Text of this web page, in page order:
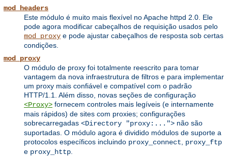
mod_headers
Este módulo é muito mais flexível no Apache httpd 2.0. Ele
pode agora modificar cabeçalhos de requisição usados pelo
mod_proxy e pode ajustar cabeçalhos de resposta sob certas
condições.
mod_proxy
O módulo de proxy foi totalmente reescrito para tomar
vantagem da nova infraestrutura de filtros e para implementar
um proxy mais confiável e compatível com o padrão
HTTP/1.1. Além disso, novas seções de configuração
<Proxy> fornecem controles mais legíveis (e internamente
mais rápidos) de sites com proxies; configurações
sobrecarregadas <Directory "proxy:..."> não são
suportadas. O módulo agora é dividido módulos de suporte a
protocolos específicos incluindo proxy_connect, proxy_ftp
e proxy_http.